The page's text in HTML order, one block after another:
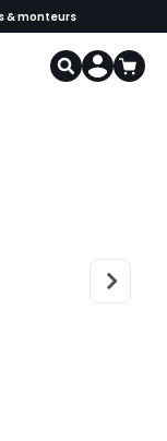
en haarden in onze